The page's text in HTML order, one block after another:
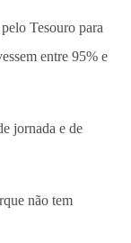
Tesouro para
entre 95% e
jornada e de
não tem